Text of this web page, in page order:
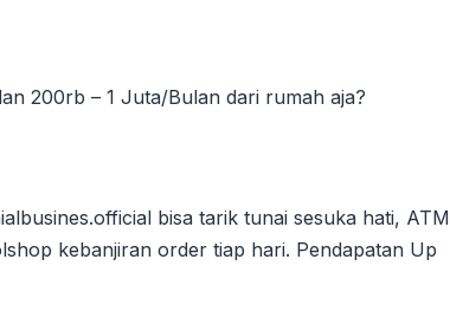
200rb – 1 Juta/Bulan dari rumah aja?
bisa tarik tunai sesuka hati, ATM
kebanjiran order tiap hari. Pendapatan Up